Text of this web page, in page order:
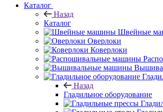
Каталог
Назад
Каталог
Швейные
Оверлоки
Коверлоки
Назад
Гладильное оборудование